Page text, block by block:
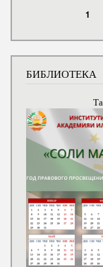
1
БИБЛИОТЕКА